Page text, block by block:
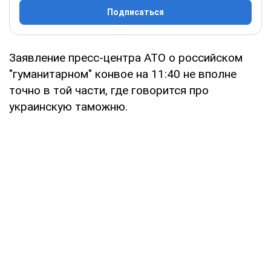
Подписаться
Заявление пресс-центра АТО о российском
"гуманитарном" конвое на 11:40 не вполне
точно в той части, где говорится про
украинскую таможню.